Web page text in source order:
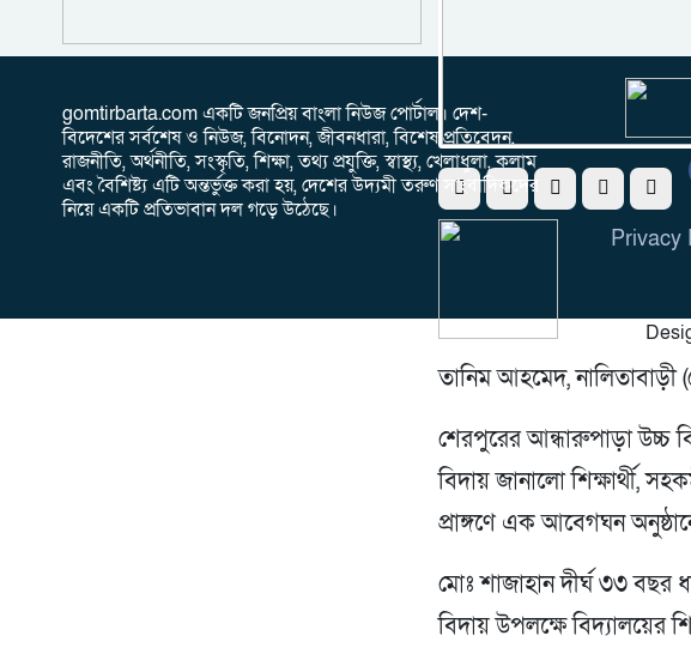
তানিম আহমেদ, নালিতাবাড়ী
শেরপুরের আন্ধারুপাড়া উচ্চ
বিদায় জানালো শিক্ষার্থী,
প্রাঙ্গণে এক আবেগঘন
মোঃ শাজাহান দীর্ঘ ৩৩ বছর
বিদায় উপলক্ষে বিদ্যালয়ের
gomtirbarta.com একটি জনপ্রিয় বাংলা নিউজ পোর্টাল। দেশ-
বিদেশের সর্বশেষ ও নিউজ, বিনোদন, জীবনধারা, বিশেষ প্রতিবেদন,
রাজনীতি, অর্থনীতি, সংস্কৃতি, শিক্ষা, তথ্য প্রযুক্তি, স্বাস্থ্য, খেলাধুলা, কলাম
এবং বৈশিষ্ট্য এটি অন্তর্ভুক্ত করা হয়, দেশের উদ্যমী তরুণ সাংবাদিকদের
নিয়ে একটি প্রতিভাবান দল গড়ে উঠেছে।
Privacy